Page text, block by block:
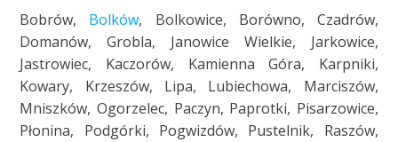
Bobrów, Bolków, Bolkowice, Borówno, Czadrów,
Domanów, Grobla, Janowice Wielkie, Jarkowice,
Jastrowiec, Kaczorów, Kamienna Góra, Karpniki,
Kowary, Krzeszów, Lipa, Lubiechowa, Marciszów,
Mniszków, Ogorzelec, Paczyn, Paprotki, Pisarzowice,
Płonina, Podgórki, Pogwizdów, Pustelnik, Raszów,